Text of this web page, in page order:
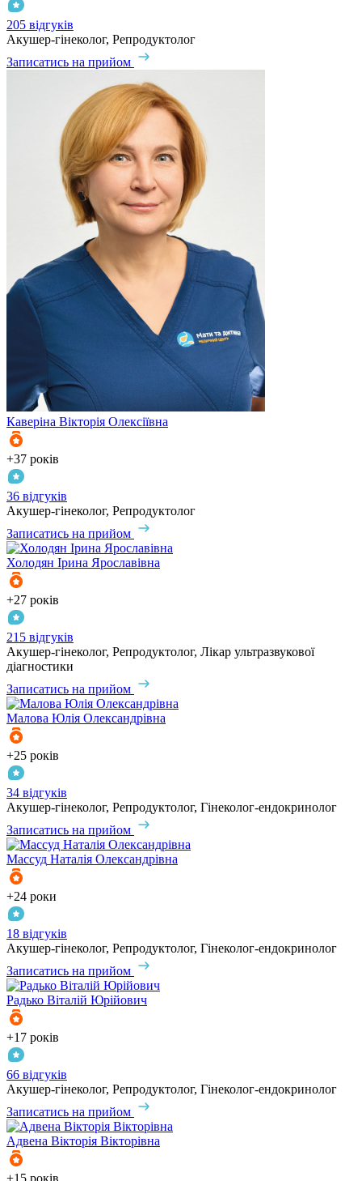
205 відгуків
Акушер-гінеколог, Репродуктолог
Записатись на прийом
Каверіна Вікторія Олексіївна
+37 років
36 відгуків
Акушер-гінеколог, Репродуктолог
Записатись на прийом
Холодян Ірина Ярославівна
+27 років
215 відгуків
Акушер-гінеколог, Репродуктолог, Лікар ультразвукової
діагностики
Записатись на прийом
Малова Юлія Олександрівна
+25 років
34 відгуків
Акушер-гінеколог, Репродуктолог, Гінеколог-ендокринолог
Записатись на прийом
Массуд Наталія Олександрівна
+24 роки
18 відгуків
Акушер-гінеколог, Репродуктолог, Гінеколог-ендокринолог
Записатись на прийом
Радько Віталій Юрійович
+17 років
66 відгуків
Акушер-гінеколог, Репродуктолог, Гінеколог-ендокринолог
Записатись на прийом
Адвена Вікторія Вікторівна
+15 років